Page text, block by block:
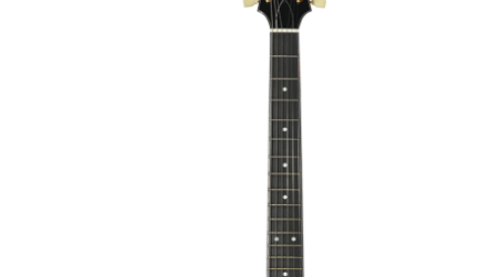
1 690,00 €